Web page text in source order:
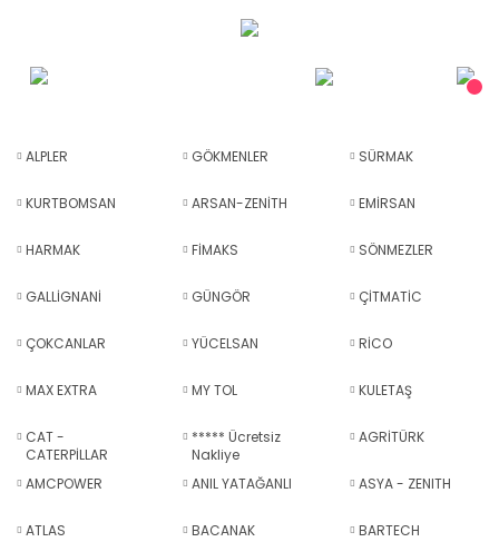
ALPLER GÖKMENLER SÜRMAK
KURTBOMSAN ARSAN-ZENİTH EMİRSAN
HARMAK FİMAKS SÖNMEZLER
GALLİGNANİ GÜNGÖR ÇİTMATİC
ÇOKCANLAR YÜCELSAN RİCO
MAX EXTRA MY TOL KULETAŞ
CAT -
CATERPİLLAR
***** Ücretsiz
Nakliye
AGRİTÜRK
AMCPOWER ANIL YATAĞANLI ASYA - ZENITH
ATLAS BACANAK BARTECH